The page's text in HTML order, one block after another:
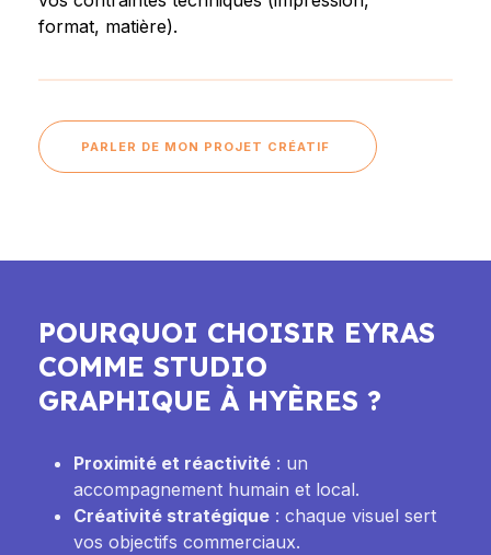
format, matière).
PARLER DE MON PROJET CRÉATIF
POURQUOI CHOISIR EYRAS
COMME STUDIO
GRAPHIQUE À HYÈRES ?
Proximité et réactivité : un
accompagnement humain et local.
Créativité stratégique : chaque visuel sert
vos objectifs commerciaux.